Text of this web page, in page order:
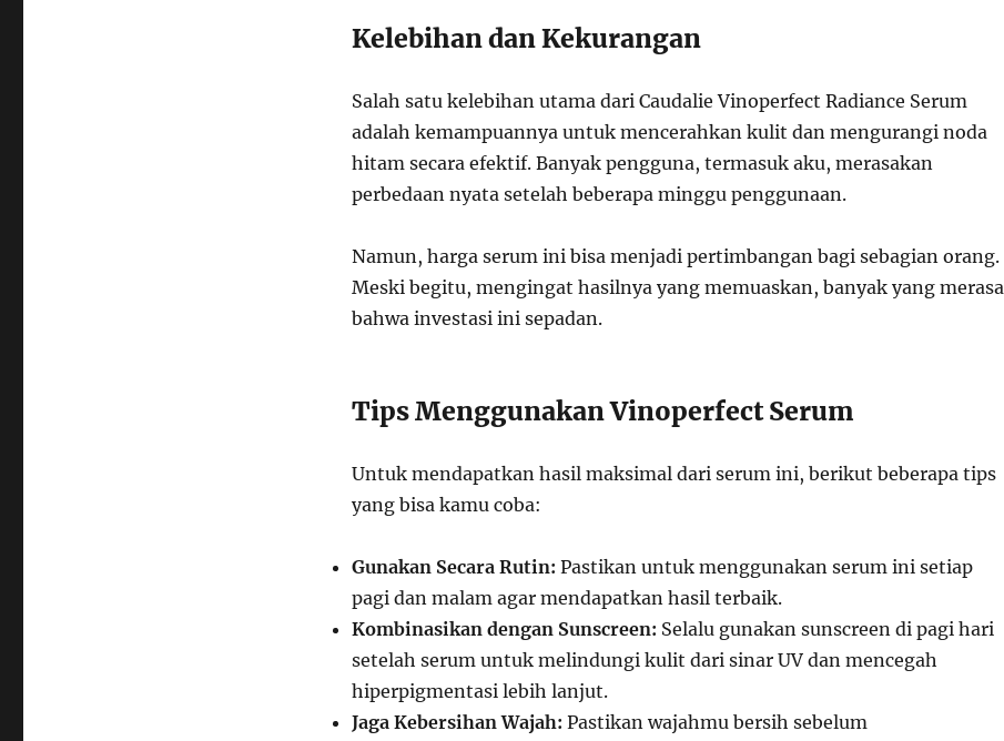
Kelebihan dan Kekurangan
Salah satu kelebihan utama dari Caudalie Vinoperfect Radiance Serum
adalah kemampuannya untuk mencerahkan kulit dan mengurangi noda
hitam secara efektif. Banyak pengguna, termasuk aku, merasakan
perbedaan nyata setelah beberapa minggu penggunaan.
Namun, harga serum ini bisa menjadi pertimbangan bagi sebagian orang.
Meski begitu, mengingat hasilnya yang memuaskan, banyak yang merasa
bahwa investasi ini sepadan.
Tips Menggunakan Vinoperfect Serum
Untuk mendapatkan hasil maksimal dari serum ini, berikut beberapa tips
yang bisa kamu coba:
Gunakan Secara Rutin: Pastikan untuk menggunakan serum ini setiap
pagi dan malam agar mendapatkan hasil terbaik.
Kombinasikan dengan Sunscreen: Selalu gunakan sunscreen di pagi hari
setelah serum untuk melindungi kulit dari sinar UV dan mencegah
hiperpigmentasi lebih lanjut.
Jaga Kebersihan Wajah: Pastikan wajahmu bersih sebelum